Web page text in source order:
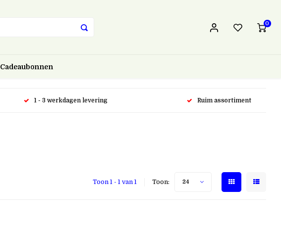
0
Cadeaubonnen
1 - 3 werkdagen levering Ruim assortiment
Toon 1 - 1 van 1 Toon: 24